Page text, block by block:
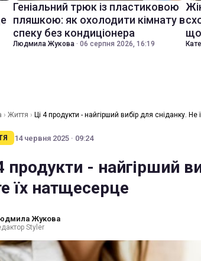
Геніальний трюк із пластиковою
пляшкою: як охолодити кімнату в
спеку без кондиціонера
Людмила Жукова · 06 серпня 2026, 16:19
що
› Життя › Ці 4 продукти - найгірший вибір для сніданку. Не
14 червня 2025 · 09:24
продукти - найгірший
їх натщесерце
Жукова
Styler